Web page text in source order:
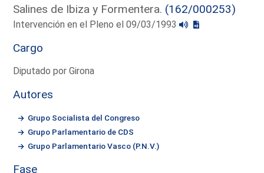
Salines de Ibiza y Formentera. (162/000253)
Intervención en el Pleno el 09/03/1993
Cargo
Diputado por Girona
Autores
Grupo Socialista del Congreso
Grupo Parlamentario de CDS
Grupo Parlamentario Vasco (P.N.V.)
Fase